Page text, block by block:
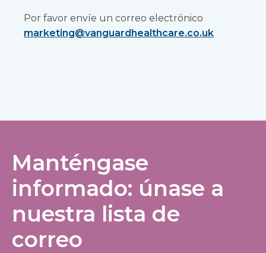
Por favor envíe un correo electrónico
marketing@vanguardhealthcare.co.uk
Manténgase
informado: únase a
nuestra lista de
correo